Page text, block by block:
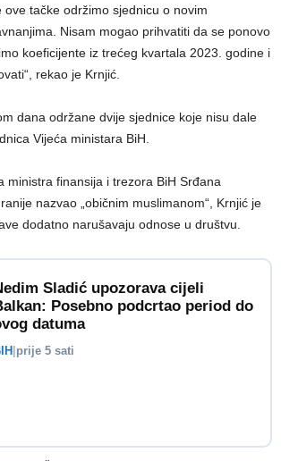
ove tačke održimo sjednicu o novim
Nisam mogao prihvatiti da se ponovo
koeficijente iz trećeg kvartala 2023. godine i
rekao je Krnjić.
dana održane dvije sjednice koje nisu dale
Vijeća ministara BiH.
ministra finansija i trezora BiH Srđana
nazvao „običnim muslimanom“, Krnjić je
dodatno narušavaju odnose u društvu.
Sladić upozorava cijeli
Posebno podcrtao period do
datuma
prije 5 sati